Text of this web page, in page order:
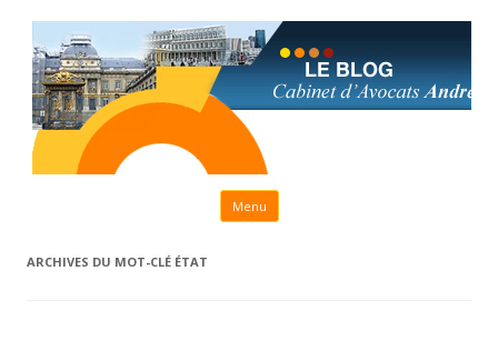
Menu Aller au contenu principal
ARCHIVES DU MOT-CLÉ ÉTAT